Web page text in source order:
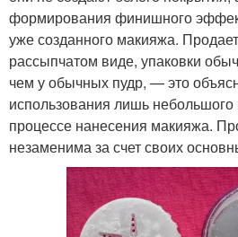
формирования финишного
уже созданного макияжа.
рассыпчатом виде, упаковки
чем у обычных пудр, — это
использования лишь небольшого
процессе нанесения макияжа.
незаменима за счет своих